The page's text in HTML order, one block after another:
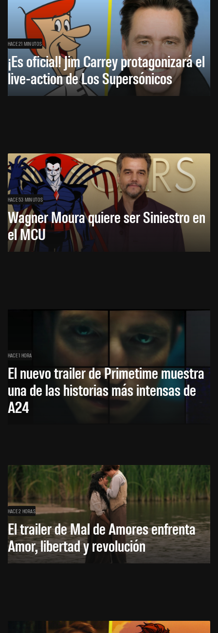
HACE 21 MINUTOS
¡Es oficial! Jim Carrey protagonizará el
live-action de Los Supersónicos
HACE 53 MINUTOS
Wagner Moura quiere ser Siniestro en
el MCU
HACE 1 HORA
El nuevo trailer de Primetime muestra
una de las historias más intensas de
A24
HACE 2 HORAS
El trailer de Mal de Amores enfrenta
Amor, libertad y revolución